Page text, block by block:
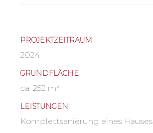
PROJEKTZEITRAUM
2024
GRUNDFLÄCHE
ca. 252 m²
LEISTUNGEN
Komplettsanierung eines Hauses